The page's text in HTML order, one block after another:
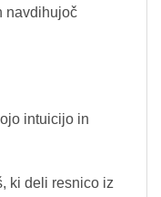
navdihujoč
intuicijo in
ki deli resnico iz